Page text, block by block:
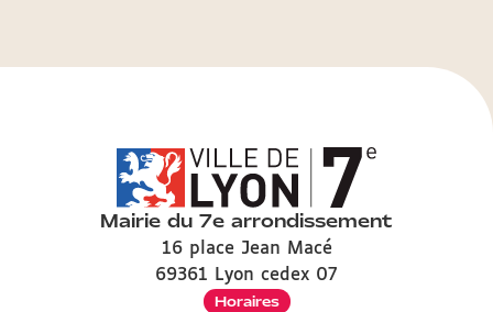
Mairie du 7e arrondissement
16 place Jean Macé
69361 Lyon cedex 07
Horaires